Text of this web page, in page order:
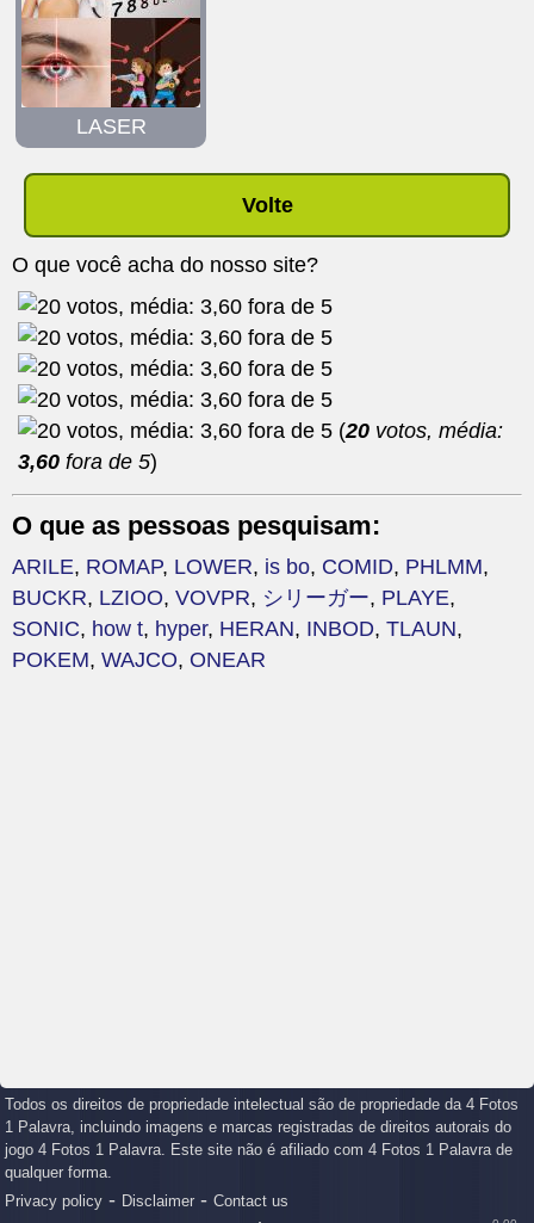
LASER
Volte
O que você acha do nosso site?
(20 votos, média:
3,60 fora de 5)
O que as pessoas pesquisam:
ARILE, ROMAP, LOWER, is bo, COMID, PHLMM,
BUCKR, LZIOO, VOVPR, シリーガー, PLAYE,
SONIC, how t, hyper, HERAN, INBOD, TLAUN,
POKEM, WAJCO, ONEAR
Todos os direitos de propriedade intelectual são de propriedade da 4 Fotos
1 Palavra, incluindo imagens e marcas registradas de direitos autorais do
jogo 4 Fotos 1 Palavra. Este site não é afiliado com 4 Fotos 1 Palavra de
qualquer forma.
Privacy policy - Disclaimer - Contact us